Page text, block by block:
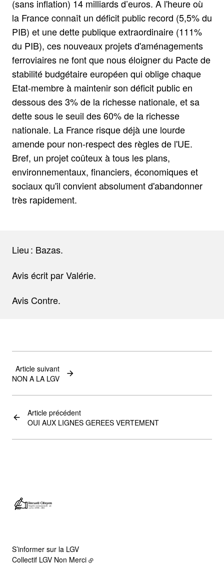
(sans inflation) 14 milliards d’euros. A l'heure où
la France connaît un déficit public record (5,5% du
PIB) et une dette publique extraordinaire (111%
du PIB), ces nouveaux projets d'aménagements
ferroviaires ne font que nous éloigner du Pacte de
stabilité budgétaire européen qui oblige chaque
Etat-membre à maintenir son déficit public en
dessous des 3% de la richesse nationale, et sa
dette sous le seuil des 60% de la richesse
nationale. La France risque déjà une lourde
amende pour non-respect des règles de l'UE.
Bref, un projet coûteux à tous les plans,
environnementaux, financiers, économiques et
sociaux qu'il convient absolument d'abandonner
très rapidement.
Lieu : Bazas.
Avis écrit par Valérie.
Avis Contre.
Article précédent
OUI AUX LIGNES GEREES VERTEMENT
Article suivant
NON A LA LGV
S’informer sur la LGV
Collectif LGV Non Merci